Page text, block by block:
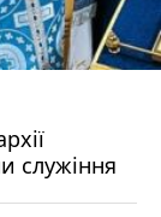
служіння